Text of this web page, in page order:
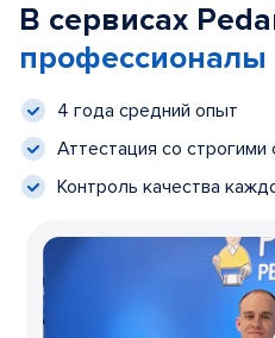
В сервисах
профессионалы
4 года средний опыт
Аттестация со строгими
Контроль качества